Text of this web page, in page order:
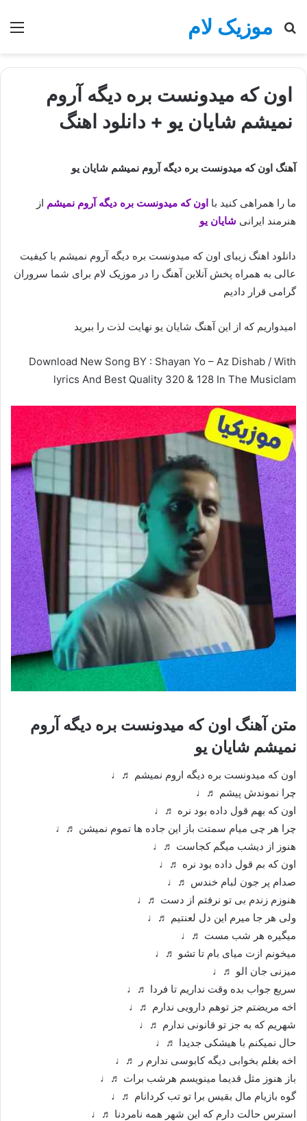
موزیک لام
جستجو
اون که میدونست بره دیگه آروم
نمیشم شایان یو + دانلود اهنگ
آهنگ اون که میدونست بره دیگه آروم نمیشم شایان یو
ما را همراهی کنید با اون که میدونست بره دیگه آروم نمیشم از
هنرمند ایرانی شایان یو
دانلود اهنگ زیبای اون که میدونست بره دیگه آروم نمیشم با کیفیت
عالی به همراه پخش آنلاین آهنگ را در موزیک لام برای شما سروران
گرامی قرار دادیم
امیدواریم که از این آهنگ شایان یو نهایت لذت را ببرید
Download New Song BY : Shayan Yo – Az Dishab / With
lyrics And Best Quality 320 & 128 In The Musiclam
متن آهنگ اون که میدونست بره دیگه آروم
نمیشم شایان یو
اون که میدونست بره دیگه اروم نمیشم ♬♩
چرا نموندش پیشم ♬♩
اون که بهم قول داده بود نره ♬♩
چرا هر چی میام سمتت باز این جاده ها تموم نمیشن ♬♩
هنوز از دیشب میگم کجاست ♬♩
اون که بم قول داده بود نره ♬♩
صدام پر جون لبام خندس ♬♩
هنوزم زندم بی تو نرفتم از دست ♬♩
ولی هر جا میرم این دل لعنتیم ♬♩
میگیره هر شب مست ♬♩
میخونم ازت میای بام تا تشو ♬♩
میزنی جان الو ♬♩
سریع جواب بده وقت نداریم تا فردا ♬♩
اخه مریضتم جز توهم دارویی ندارم ♬♩
شهریم که به جز تو قانونی ندارم ♬♩
حال نمیکنم با هیشکی جدیدا ♬♩
اخه بغلم بخوابی دیگه کابوسی ندارم ر ♬♩
باز هنوز مثل قدیما مینویسم هرشب برات ♬♩
گوه بازیام مال بقیس برا تو تب کردانام ♬♩
استرس حالت دارم که این شهر همه نامردنا ♬♩